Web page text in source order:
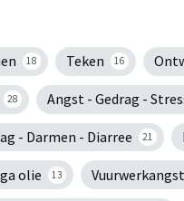
18 Teken 16
28 Angst - Gedrag -
- Darmen - Diarree 21
olie 13 Vuurwerkangst